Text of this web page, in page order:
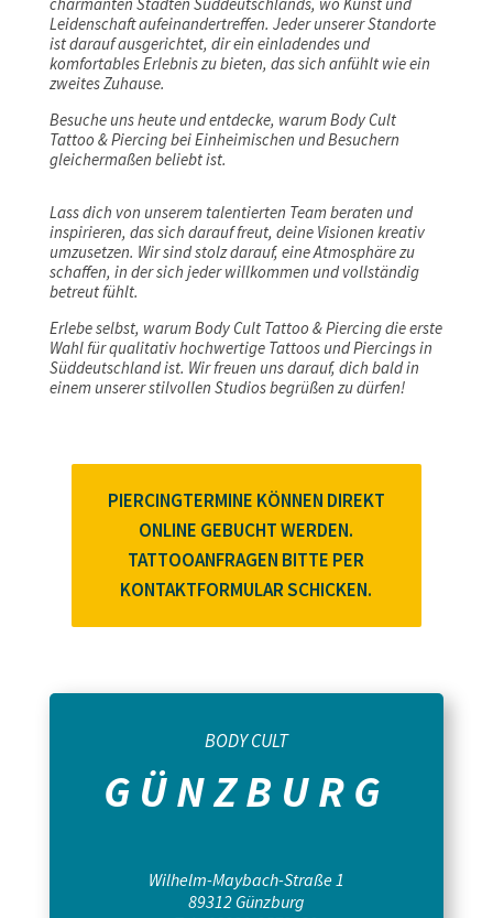
Leidenschaft aufeinandertreffen. Jeder unserer Standorte
ist darauf ausgerichtet, dir ein einladendes und
komfortables Erlebnis zu bieten, das sich anfühlt wie ein
zweites Zuhause.
Besuche uns heute und entdecke, warum Body Cult
Tattoo & Piercing bei Einheimischen und Besuchern
gleichermaßen beliebt ist.
Lass dich von unserem talentierten Team beraten und
inspirieren, das sich darauf freut, deine Visionen kreativ
umzusetzen. Wir sind stolz darauf, eine Atmosphäre zu
schaffen, in der sich jeder willkommen und vollständig
betreut fühlt.
Erlebe selbst, warum Body Cult Tattoo & Piercing die erste
Wahl für qualitativ hochwertige Tattoos und Piercings in
Süddeutschland ist. Wir freuen uns darauf, dich bald in
einem unserer stilvollen Studios begrüßen zu dürfen!
PIERCINGTERMINE KÖNNEN DIREKT
ONLINE GEBUCHT WERDEN.
TATTOOANFRAGEN BITTE PER
KONTAKTFORMULAR SCHICKEN.
BODY CULT
GÜNZBURG
Wilhelm-Maybach-Straße 1
89312 Günzburg